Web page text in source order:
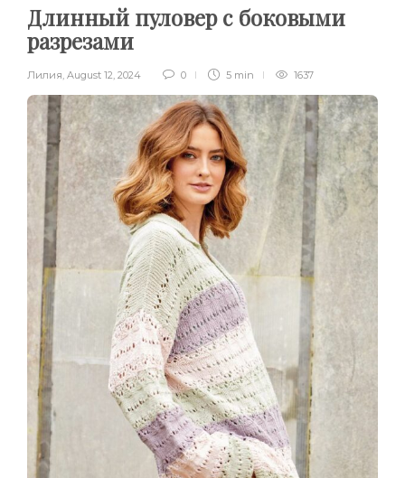
Длинный пуловер с боковыми
разрезами
Лилия, August 12, 2024 0 5 min 1637